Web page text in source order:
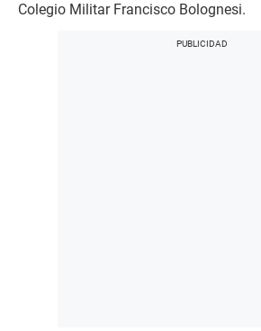
Colegio Militar Francisco Bolognesi.